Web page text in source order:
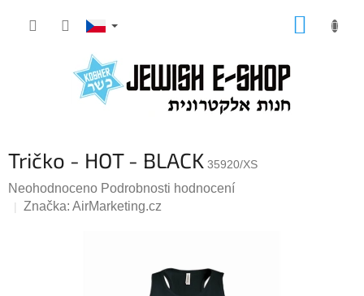
Tričko - HOT - BLACK 35920/XS
Průměrné
hodnocení
Neohodnoceno Podrobnosti hodnocení
Značka: AirMarketing.cz